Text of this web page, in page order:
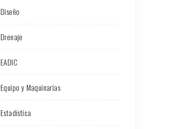
Diseño
Drenaje
EADIC
Equipo y Maquinarias
Estadística